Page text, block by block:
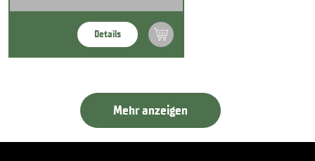
Details
Mehr anzeigen